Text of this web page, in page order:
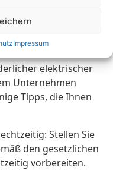
Impressum
elektrischer
Unternehmen
Tipps, die Ihnen
Stellen Sie
den gesetzlichen
vorbereiten.